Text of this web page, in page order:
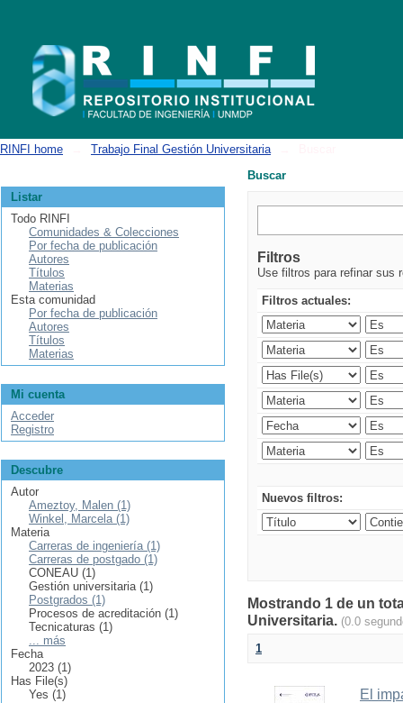
RINFI home Trabajo Final Gestión Universitaria
Buscar
Filtros
Use filtros para refinar sus
Filtros actuales:
Nuevos filtros:
Mostrando 1 de un
Universitaria. (0.0
1
El
Listar
Todo RINFI
Comunidades & Colecciones
Por fecha de publicación
Autores
Títulos
Materias
Esta comunidad
Por fecha de publicación
Autores
Títulos
Materias
Mi cuenta
Acceder
Registro
Descubre
Autor
Ameztoy, Malen (1)
Winkel, Marcela (1)
Materia
Carreras de ingeniería (1)
Carreras de postgado (1)
CONEAU (1)
Gestión universitaria (1)
Postgrados (1)
Procesos de acreditación (1)
Tecnicaturas (1)
... más
Fecha
2023 (1)
Has File(s)
Yes (1)